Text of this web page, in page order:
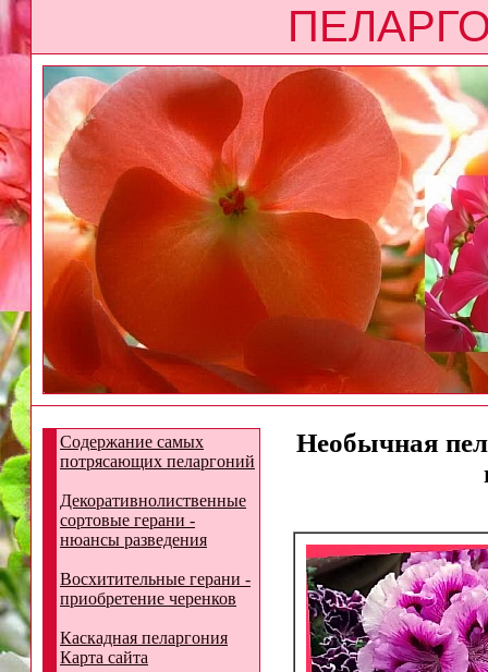
Содержание самых
потрясающих пеларгоний
Декоративнолиственные
сортовые герани -
нюансы разведения
Восхитительные герани -
приобретение черенков
Каскадная пеларгония
Карта сайта
Необычная